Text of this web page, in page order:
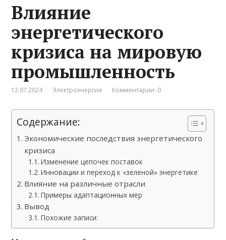
Влияние
энергетического
кризиса на мировую
промышленность
12.07.2024 Электроэнергия Комментарии: 0
Содержание:
Экономические последствия энергетического
кризиса
Изменение цепочек поставок
Инновации и переход к «зеленой» энергетике
Влияние на различные отрасли
Примеры адаптационных мер
Вывод
Похожие записи: